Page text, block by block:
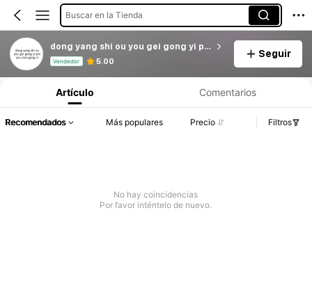
Buscar en la Tienda
dong yang shi ou you gei gong yi pin you xian gong si
Vendedor 5.00
Seguir
Artículo Comentarios
Recomendados Más populares Precio Filtros
No hay coincidencias
Por favor inténtelo de nuevo.